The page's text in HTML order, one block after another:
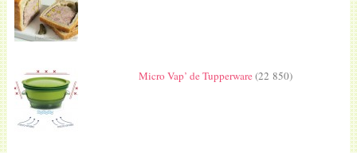
Micro Vap’ de Tupperware(22 850)